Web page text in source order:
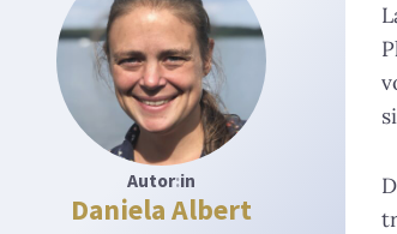
Autor:in
Daniela Albert